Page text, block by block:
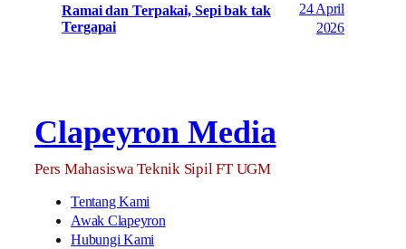
Ramai dan Terpakai, Sepi bak tak
Tergapai
24 April
2026
Clapeyron Media
Pers Mahasiswa Teknik Sipil FT UGM
Tentang Kami
Awak Clapeyron
Hubungi Kami